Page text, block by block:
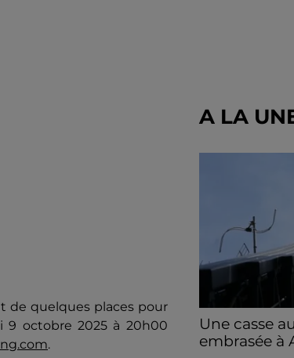
de quelques places pour
9 octobre 2025 à 20h00
.
A LA
Une casse
embrasée à